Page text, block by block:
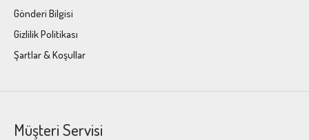
Gönderi Bilgisi
Gizlilik Politikası
Şartlar & Koşullar
Müşteri Servisi